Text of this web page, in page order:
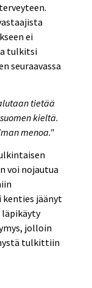
ei
tulkitsi
seuraavassa
tietää
kieltä.
menoa."
voi nojautua
jäänyt
läpikäyty
jolloin
tulkittiin